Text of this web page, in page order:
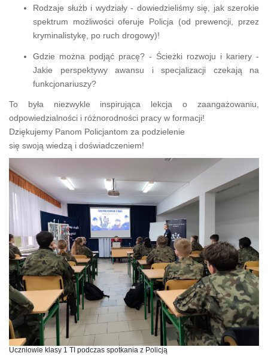
Rodzaje służb i wydziały - dowiedzieliśmy się, jak szerokie
spektrum możliwości oferuje Policja (od prewencji, przez
kryminalistykę, po ruch drogowy)!
Gdzie można podjąć pracę? - Ścieżki rozwoju i kariery -
Jakie perspektywy awansu i specjalizacji czekają na
funkcjonariuszy?
To była niezwykle inspirująca lekcja o zaangażowaniu,
odpowiedzialności i różnorodności pracy w formacji!
Dziękujemy Panom Policjantom za podzielenie
się swoją wiedzą i doświadczeniem!
Uczniowie klasy 1 TI podczas spotkania z Policją